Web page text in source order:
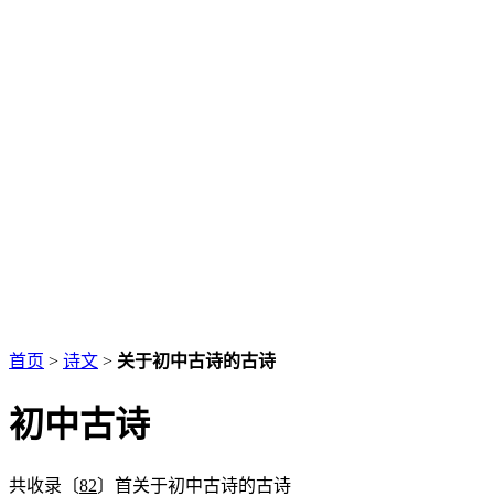
首页 > 诗文 > 关于初中古诗的古诗
初中古诗
共收录〔82〕首关于初中古诗的古诗